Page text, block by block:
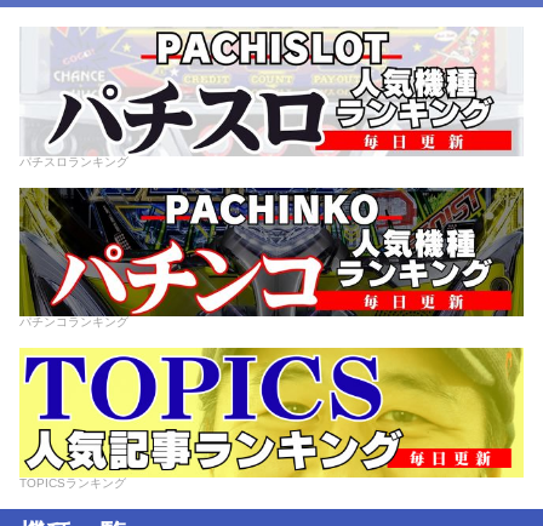
パチスロランキング
パチンコランキング
TOPICSランキング